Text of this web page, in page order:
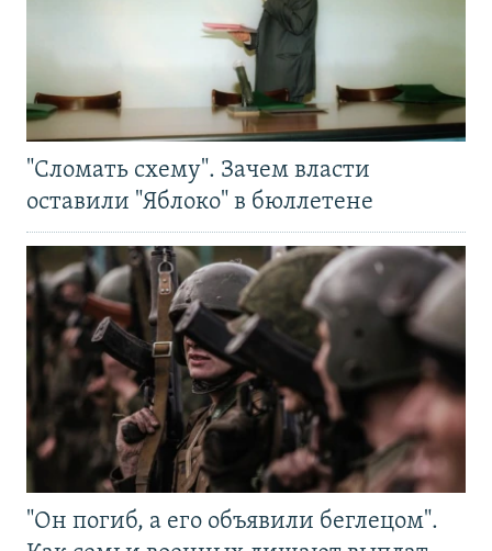
"Сломать схему". Зачем власти
оставили "Яблоко" в бюллетене
"Он погиб, а его объявили беглецом".